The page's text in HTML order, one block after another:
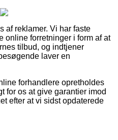
af reklamer. Vi har faste
online forretninger i form af at
tilbud, og indtjener
laver en
forhandlere opretholdes
for os at give garantier imod
efter at vi sidst opdaterede